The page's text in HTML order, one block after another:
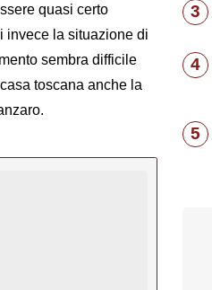
quasi certo
invece la situazione di
sembra difficile
toscana anche la
3
4
5